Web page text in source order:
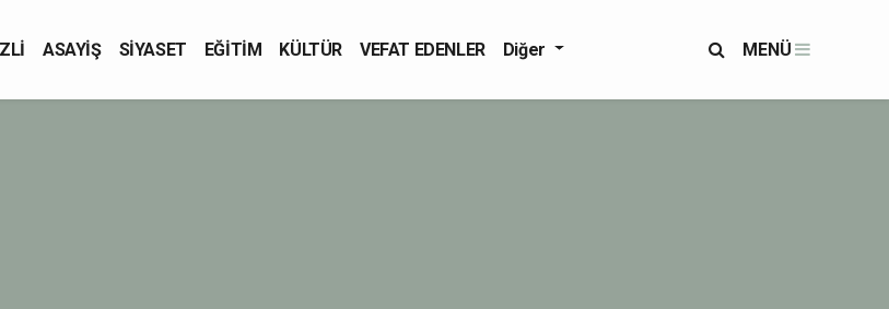
ASAYİŞ SİYASET EĞİTİM KÜLTÜR VEFAT EDENLER Diğer MENÜ